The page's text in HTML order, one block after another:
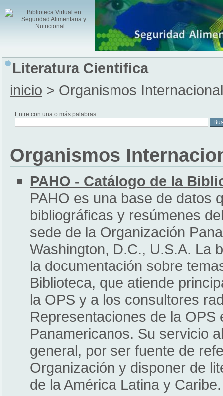
Literatura Cientifica
inicio > Organismos
Entre con una o más palabras
Organismos
PAHO - Catálogo de la
PAHO es una base de datos
bibliográficas y resúmenes
sede de la Organización
Washington, D.C., U.S.A. La
la documentación sobre
Biblioteca, que atiende
la OPS y a los consultores
Representaciones de la
Panamericanos. Su servicio
general, por ser fuente de
Organización y disponer de
de la América Latina y Caribe.